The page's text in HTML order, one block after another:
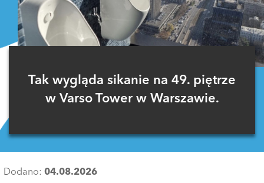
Tak wygląda sikanie na 49. piętrze
w Varso Tower w Warszawie.
Dodano: 04.08.2026